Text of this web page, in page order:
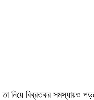
নিয়ে বিব্রতকর সমস্যায়ও